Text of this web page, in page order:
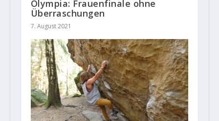
Olympia: Frauenfinale ohne
Überraschungen
7. August 2021